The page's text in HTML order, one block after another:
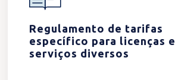
Regulamento de tarifas
específico para licenças e
serviços diversos